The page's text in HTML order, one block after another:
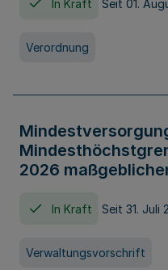
In Kraft Seit 01.
Verordnung
2026
In Kraft Seit 31. Juli
Verwaltungsvorschrift